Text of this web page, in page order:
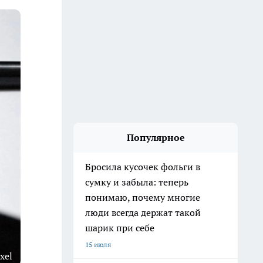
Популярное
Бросила кусочек фольги в
сумку и забыла: теперь
понимаю, почему многие
люди всегда держат такой
шарик при себе
15 июля